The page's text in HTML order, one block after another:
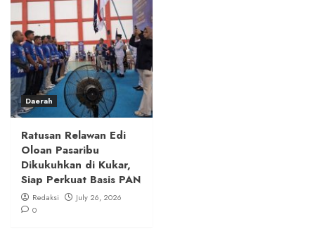
Daerah
Ratusan Relawan Edi
Oloan Pasaribu
Dikukuhkan di Kukar,
Siap Perkuat Basis PAN
Redaksi
July 26, 2026
0